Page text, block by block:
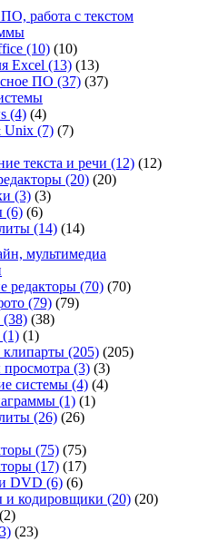
работа с текстом
(10) (10)
Excel (13) (13)
ПО (37) (37)
(4) (4)
Unix (7) (7)
текста и речи (12) (12)
(20) (20)
(3) (3)
(6) (6)
(14) (14)
мультимедиа
редакторы (70) (70)
(79) (79)
(38) (38)
(1) (1)
(205) (205)
(3) (3)
системы (4) (4)
(1) (1)
(26) (26)
(75) (75)
(17) (17)
DVD (6) (6)
и кодировщики (20) (20)
(2)
(23)